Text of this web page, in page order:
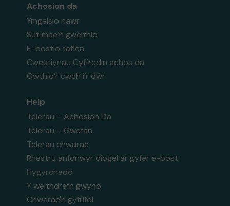
Achosion da
Ymgeisio nawr
Sut mae’n gweithio
E-bostio taflen
Cwestiynau Cyffredin achos da
Gwthio’r cwch i’r dŵr
Help
Telerau – Achosion Da
Telerau – Gwefan
Telerau chwarae
Rhestru anfonwyr diogel ar gyfer e-bost
Hygyrchedd
Y weithdrefn gwyno
Chwarae'n gyfrifol